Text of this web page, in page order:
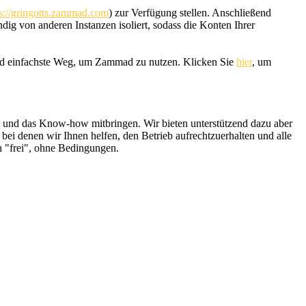
gringotts.zammad.com) zur Verfügung stellen. Anschließend
von anderen Instanzen isoliert, sodass die Konten Ihrer
einfachste Weg, um Zammad zu nutzen. Klicken Sie hier, um
das Know-how mitbringen. Wir bieten unterstützend dazu aber
bei denen wir Ihnen helfen, den Betrieb aufrechtzuerhalten und alle
"frei", ohne Bedingungen.